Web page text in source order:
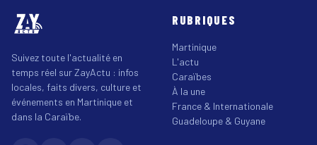
Suivez toute l'actualité en
temps réel sur ZayActu : infos
locales, faits divers, culture et
événements en Martinique et
dans la Caraïbe.
RUBRIQUES
Martinique
L'actu
Caraïbes
À la une
France & Internationale
Guadeloupe & Guyane